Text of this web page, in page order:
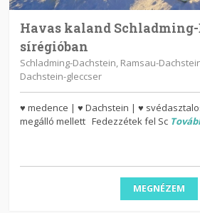
Havas kaland
sírégióban
Schladming-Dachstein, Ramsau-
Dachstein-gleccser
♥ medence | ♥ Dachstein | ♥
megálló mellett Fedezzétek fel Sc
MEGNÉZEM